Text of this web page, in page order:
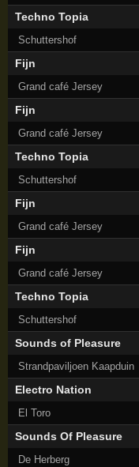
Techno Topia
Schuttershof
Fijn
Grand café Jersey
Fijn
Grand café Jersey
Techno Topia
Schuttershof
Fijn
Grand café Jersey
Fijn
Grand café Jersey
Techno Topia
Schuttershof
Sounds of Pleasure
Strandpaviljoen Kaapduin
Electro Nation
El Toro
Sounds Of Pleasure
De Herberg